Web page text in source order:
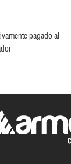
pagado al